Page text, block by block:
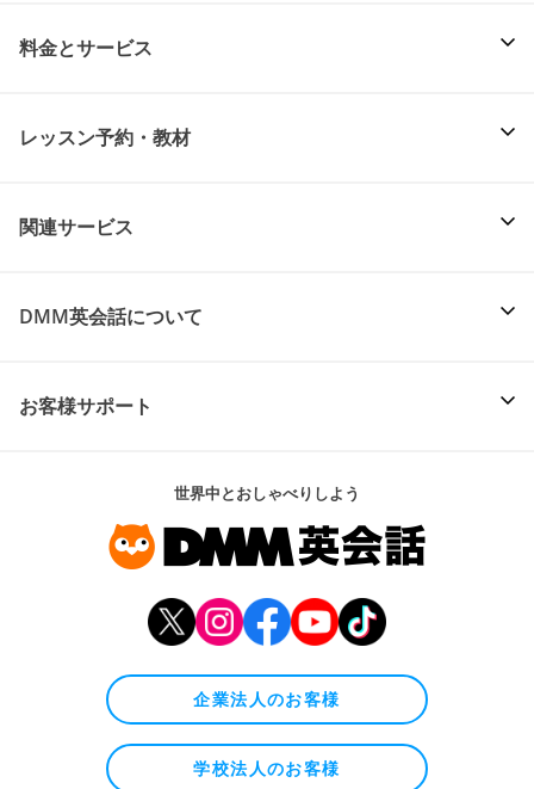
料金とサービス
レッスン予約・教材
関連サービス
DMM英会話について
お客様サポート
世界中とおしゃべりしよう
企業法人のお客様
学校法人のお客様